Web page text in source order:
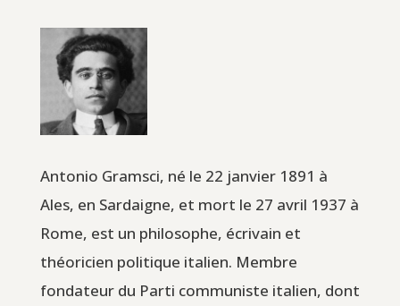
Antonio Gramsci, né le 22 janvier 1891 à
Ales, en Sardaigne, et mort le 27 avril 1937 à
Rome, est un philosophe, écrivain et
théoricien politique italien. Membre
fondateur du Parti communiste italien, dont